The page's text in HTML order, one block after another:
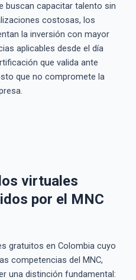
buscan capacitar talento sin
costosas, los
la inversión con mayor
aplicables desde el día
que valida ante
que no compromete la
virtuales
por el MNC
gratuitos en Colombia cuyo
competencias del MNC,
una distinción fundamental: